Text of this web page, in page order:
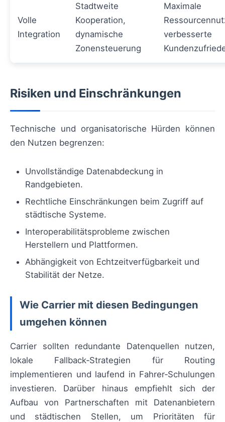
Volle
Integration
Stadtweite
Kooperation,
dynamische
Zonensteuerung
Maximale
verbesserte
Risiken und Einschränkungen
Technische und organisatorische Hürden können
den Nutzen begrenzen:
Unvollständige Datenabdeckung in
Randgebieten.
Rechtliche Einschränkungen beim Zugriff auf
städtische Systeme.
Interoperabilitätsprobleme zwischen
Herstellern und Plattformen.
Abhängigkeit von Echtzeitverfügbarkeit und
Stabilität der Netze.
Wie Carrier mit diesen Bedingungen
umgehen können
Carrier sollten redundante Datenquellen nutzen,
lokale Fallback‑Strategien für Routing
implementieren und laufend in Fahrer‑Schulungen
investieren. Darüber hinaus empfiehlt sich der
Aufbau von Partnerschaften mit Datenanbietern
und städtischen Stellen, um Prioritäten für